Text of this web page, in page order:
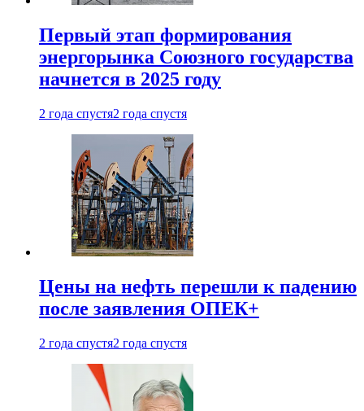
Первый этап формирования
энергорынка Союзного государства
начнется в 2025 году
2 года спустя2 года спустя
Цены на нефть перешли к падению
после заявления ОПЕК+
2 года спустя2 года спустя